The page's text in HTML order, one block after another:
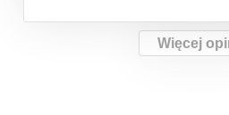
Więcej